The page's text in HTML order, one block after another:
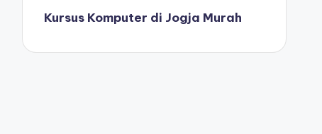
Kursus Komputer di Jogja Murah